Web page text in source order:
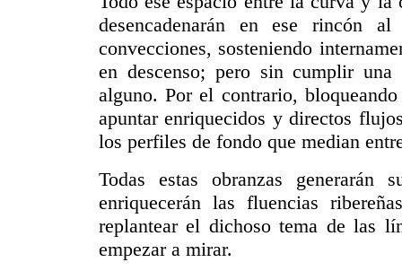
desencadenarán en ese rincón
convecciones, sosteniendo
en descenso; pero sin cumplir
alguno. Por el contrario,
apuntar enriquecidos y directos
los perfiles de fondo que median
Todas estas obranzas generarán
enriquecerán las fluencias
replantear el dichoso tema de las
empezar a mirar.